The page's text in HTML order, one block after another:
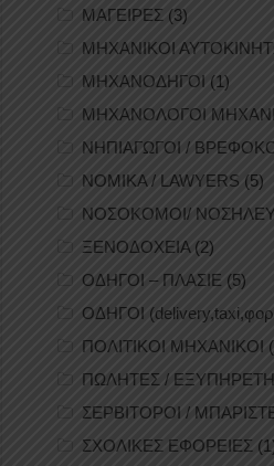
ΜΑΓΕΙΡΕΣ (3)
ΜΗΧΑΝΙΚΟΙ
ΜΗΧΑΝΟΔΗΓΟΙ (1)
ΜΗΧΑΝΟΛΟΓΟΙ
ΝΗΠΙΑΓΩΓΟΙ /
ΝΟΜΙΚΑ / LAWYERS (5)
ΝΟΣΟΚΟΜΟΙ/
ΞΕΝΟΔΟΧΕΙΑ(2)
ΟΔΗΓΟΙ – ΠΛΑΣΙΕ (5)
ΟΔΗΓΟΙ
ΠΟΛΙΤΙΚΟΙ ΜΗΧΑΝΙΚΟΙ
ΠΩΛΗΤΕΣ /
ΣΕΡΒΙΤΟΡΟΙ /
ΣΧΟΛΙΚΕΣ ΕΦΟΡΕΙΕΣ